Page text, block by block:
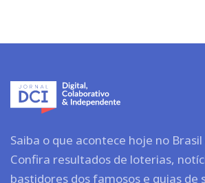
Saiba o que acontece hoje no
Confira resultados de loterias,
bastidores dos famosos e guias de